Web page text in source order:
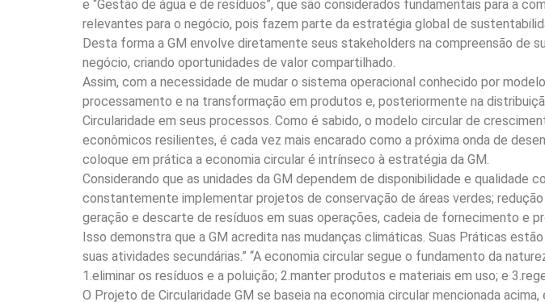
e “Gestão de água e de resíduos”, que são considerados fundamentais para a
relevantes para o negócio, pois fazem parte da estratégia global de
Desta forma a GM envolve diretamente seus stakeholders na compreensão de
negócio, criando oportunidades de valor compartilhado.
Assim, com a necessidade de mudar o sistema operacional conhecido por
processamento e na transformação em produtos e, posteriormente na
Circularidade em seus processos. Como é sabido, o modelo circular de
econômicos resilientes, é cada vez mais encarado como a próxima onda de
coloque em prática a economia circular é intrínseco à estratégia da GM.
Considerando que as unidades da GM dependem de disponibilidade e
constantemente implementar projetos de conservação de áreas verdes;
geração e descarte de resíduos em suas operações, cadeia de fornecimento e
Isso demonstra que a GM acredita nas mudanças climáticas. Suas Práticas
suas atividades secundárias.” “A economia circular segue o fundamento da
1.eliminar os resíduos e a poluição; 2.manter produtos e materiais em uso; e
O Projeto de Circularidade GM se baseia na economia circular mencionada